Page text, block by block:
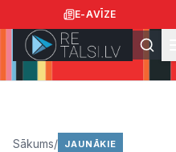
E-AVĪZE
Sākums/ JAUNĀKIE